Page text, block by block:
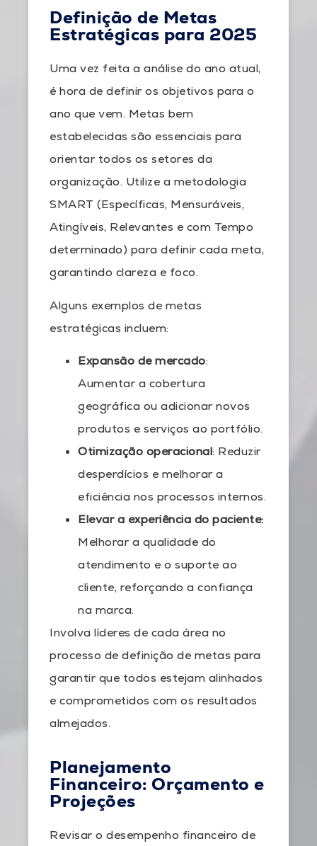
Definição de Metas
Estratégicas para 2025
Uma vez feita a análise do ano atual,
é hora de definir os objetivos para o
ano que vem. Metas bem
estabelecidas são essenciais para
orientar todos os setores da
organização. Utilize a metodologia
SMART (Específicas, Mensuráveis,
Atingíveis, Relevantes e com Tempo
determinado) para definir cada meta,
garantindo clareza e foco.
Alguns exemplos de metas
estratégicas incluem:
Expansão de mercado:
Aumentar a cobertura
geográfica ou adicionar novos
produtos e serviços ao portfólio.
Otimização operacional: Reduzir
desperdícios e melhorar a
eficiência nos processos internos.
Elevar a experiência do paciente:
Melhorar a qualidade do
atendimento e o suporte ao
cliente, reforçando a confiança
na marca.
Involva líderes de cada área no
processo de definição de metas para
garantir que todos estejam alinhados
e comprometidos com os resultados
almejados.
Planejamento
Financeiro: Orçamento e
Projeções
Revisar o desempenho financeiro de